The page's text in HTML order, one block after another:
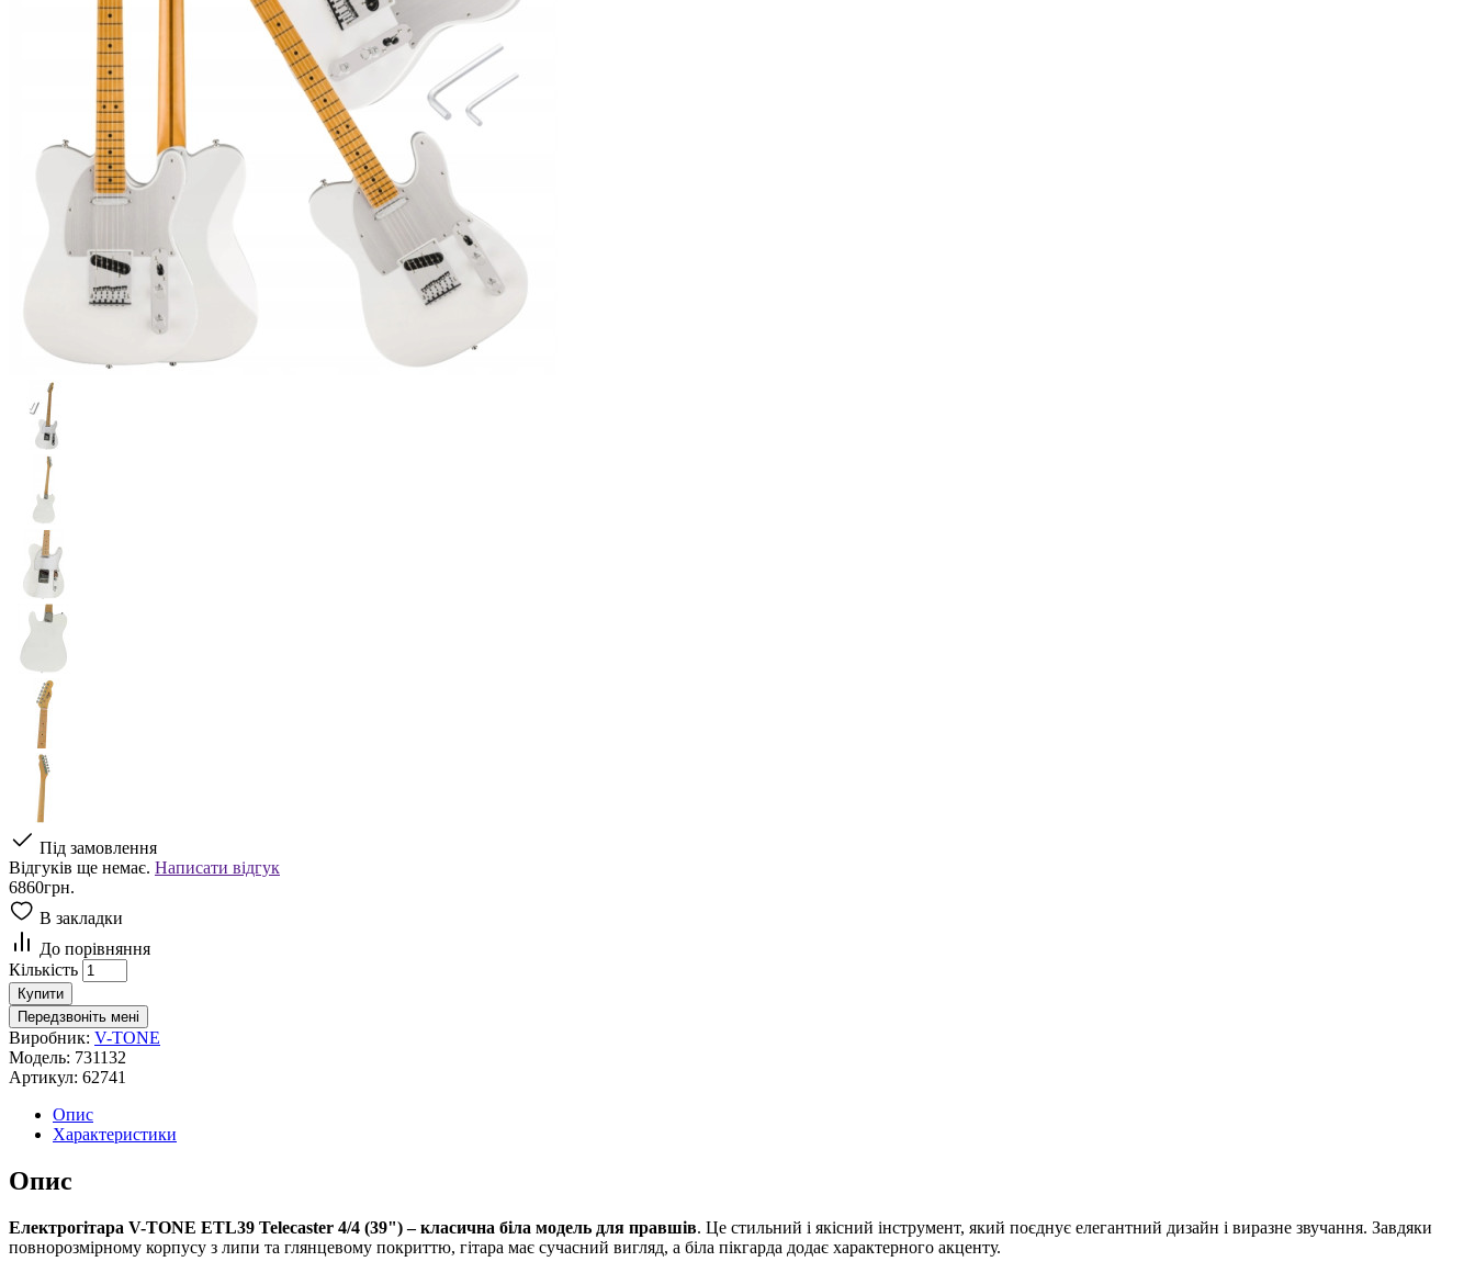
Під замовлення
Відгуків ще немає. Написати відгук
6860грн.
В закладки
До порівняння
Кількість
Купити
Передзвоніть мені
Виробник: V-TONE
Модель: 731132
Артикул: 62741
Опис
Характеристики
Опис
Електрогітара V-TONE ETL39 Telecaster 4/4 (39") – класична біла модель для правшів. Це стильний і якісний інструмент, який поєднує елегантний дизайн і виразне звучання. Завдяки
повнорозмірному корпусу з липи та глянцевому покриттю, гітара має сучасний вигляд, а біла пікгарда додає характерного акценту.